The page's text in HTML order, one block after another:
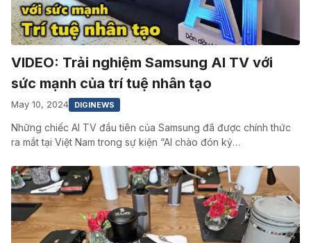
VIDEO: Trải nghiệm Samsung AI TV với
sức mạnh của trí tuệ nhân tạo
May 10, 2024 DIGINEWS
Những chiếc AI TV đầu tiên của Samsung đã được chính thức
ra mắt tại Việt Nam trong sự kiện “AI chào đón kỷ…